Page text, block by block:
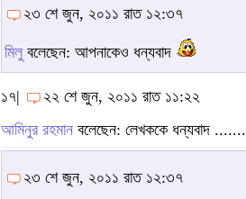
২৩ শে জুন, ২০১১ রাত ১২:৩৭
মিলু বলেছেন: আপনাকেও ধন্যবাদ
১৭|
২২ শে জুন, ২০১১ রাত ১১:২২
আমিনুর রহমান বলেছেন: লেখককে ধন্যবাদ
২৩ শে জুন, ২০১১ রাত ১২:৩৭